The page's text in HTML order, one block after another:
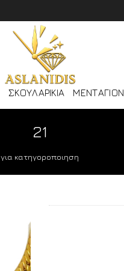
ΣΚΟΥΛΑΡΙΚΙΑ ΜΕΝΤΑΓΙΟΝ
21
για κατηγοροποιηση